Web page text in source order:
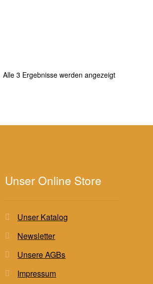
Alle 3 Ergebnisse werden angezeigtNach
Unser Online Store
Unser Katalog
Newsletter
Unsere AGBs
Impressum